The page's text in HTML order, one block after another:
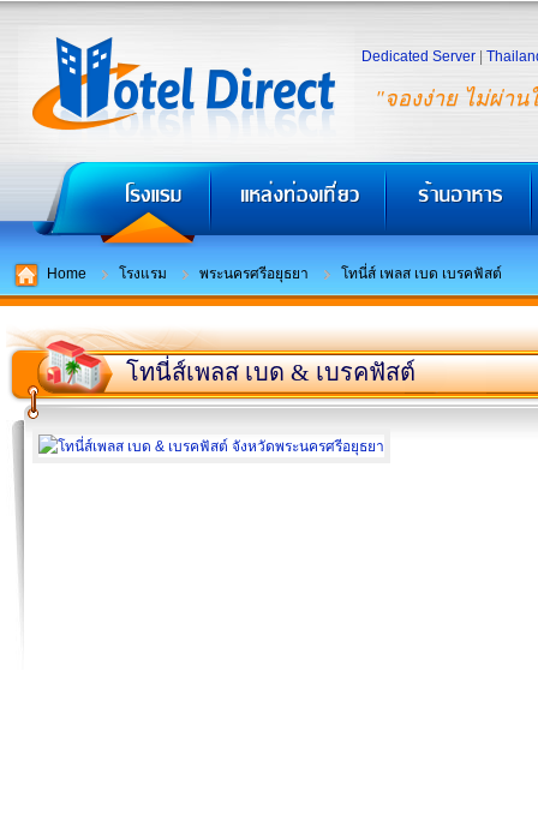
"จองง่าย ไม่ผ่าน
Dedicated Server
Home โรงแรม พระนครศรีอยุธยา โทนี่ส์ เพลส เบด เบรคฟัสต์
โทนี่ส์เพลส เบด & เบรคฟัสต์